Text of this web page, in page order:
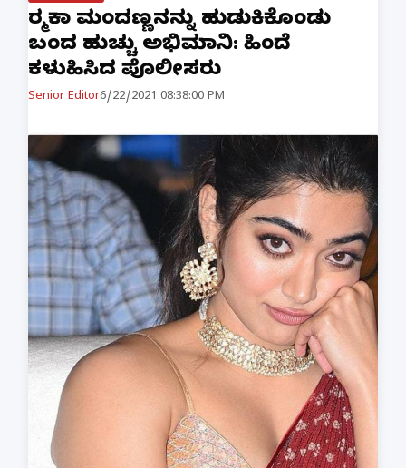
ರಶ್ಮಿಕಾ ಮಂದಣ್ಣನನ್ನು ಹುಡುಕಿಕೊಂಡು
ಬಂದ ಹುಚ್ಚು ಅಭಿಮಾನಿ: ಹಿಂದೆ
ಕಳುಹಿಸಿದ ಪೊಲೀಸರು
Senior Editor6/22/2021 08:38:00 PM